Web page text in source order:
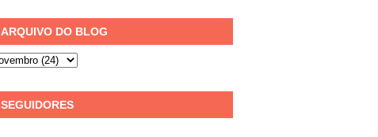
ARQUIVO DO BLOG
SEGUIDORES